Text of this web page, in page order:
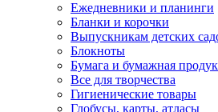
Ежедневники и планинги
Бланки и корочки
Выпускникам детских
Блокноты
Бумага и бумажная
Все для творчества
Гигиенические товары
Глобусы, карты, атласы